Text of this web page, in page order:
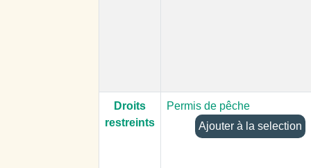
Droits
restreints
Permis de pêche
Ajouter à la selection